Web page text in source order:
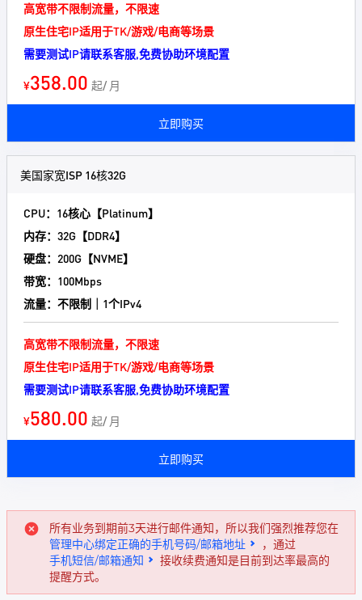
高宽带不限制流量，不限速
原生住宅IP适用于TK/游戏/电商等场景
需要测试IP请联系客服,免费协助环境配置
¥358.00 起/ 月
立即购买
美国家宽ISP 16核32G
CPU：16核心【Platinum】
内存：32G【DDR4】
硬盘：200G【NVME】
带宽：100Mbps
流量：不限制｜1个IPv4
高宽带不限制流量，不限速
原生住宅IP适用于TK/游戏/电商等场景
需要测试IP请联系客服,免费协助环境配置
¥580.00 起/ 月
立即购买
所有业务到期前3天进行邮件通知，所以我们强烈推荐您在
管理中心绑定正确的手机号码/邮箱地址
，通过
手机短信/邮箱通知
接收续费通知是目前到达率最高的
提醒方式。